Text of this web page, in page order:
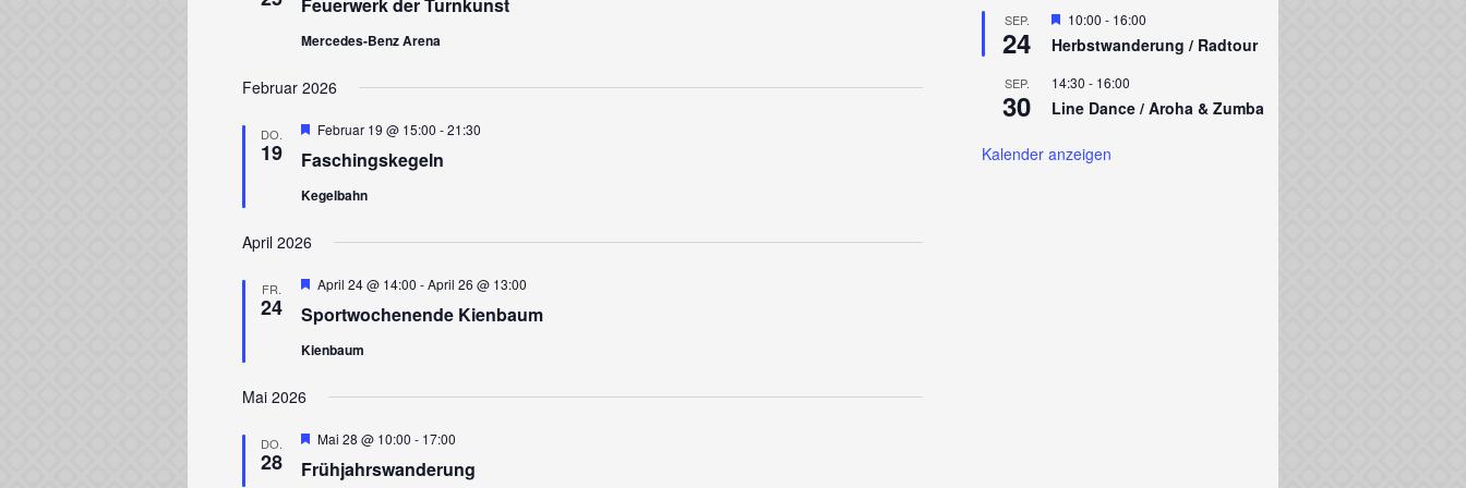
SEP.
24
Hervorgehoben
10:00 - 16:00
Herbstwanderung / Radtour
SEP.
30
14:30 - 16:00
Line Dance / Aroha & Zumba
Kalender anzeigen
Mercedes-Benz Arena
Februar 2026
DO.
19 Faschingskegeln
Hervorgehoben
Februar 19 @ 15:00 -21:30
Kegelbahn
April 2026
FR.
24 Sportwochenende Kienbaum
Hervorgehoben
April 24 @ 14:00 -April 26 @ 13:00
Kienbaum
Mai 2026
DO.
28 Frühjahrswanderung
Hervorgehoben
Mai 28 @ 10:00 - 17:00